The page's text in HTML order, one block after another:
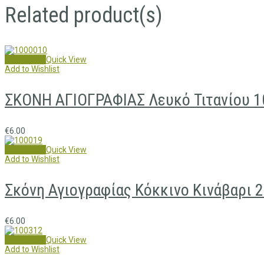
Related product(s)
Quick View
Add to Wishlist
ΣΚΟΝΗ ΑΓΙΟΓΡΑΦΙΑΣ Λευκό Τιτανίου
€6.00
Quick View
Add to Wishlist
Σκόνη Αγιογραφίας Κόκκινο Κινάβαρι
€6.00
Quick View
Add to Wishlist